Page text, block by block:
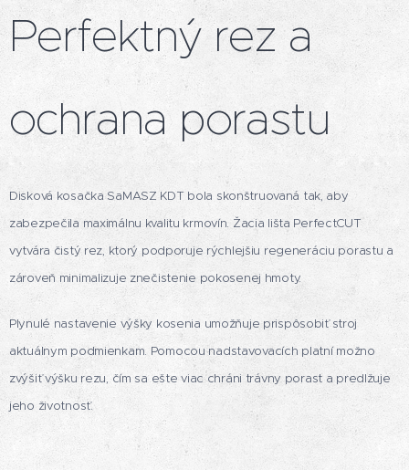
Perfektný rez a
ochrana porastu
Disková kosačka SaMASZ KDT bola skonštruovaná tak, aby
zabezpečila maximálnu kvalitu krmovín. Žacia lišta PerfectCUT
vytvára čistý rez, ktorý podporuje rýchlejšiu regeneráciu porastu a
zároveň minimalizuje znečistenie pokosenej hmoty.
Plynulé nastavenie výšky kosenia umožňuje prispôsobiť stroj
aktuálnym podmienkam. Pomocou nadstavovacích platní možno
zvýšiť výšku rezu, čím sa ešte viac chráni trávny porast a predlžuje
jeho životnosť.